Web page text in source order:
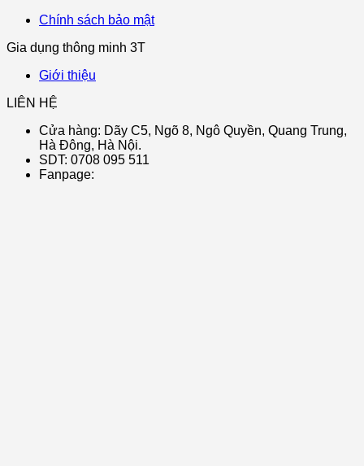
Chính sách bảo mật
Gia dụng thông minh 3T
Giới thiệu
LIÊN HỆ
Cửa hàng: Dãy C5, Ngõ 8, Ngô Quyền, Quang Trung,
Hà Đông, Hà Nội.
SDT: 0708 095 511
Fanpage: